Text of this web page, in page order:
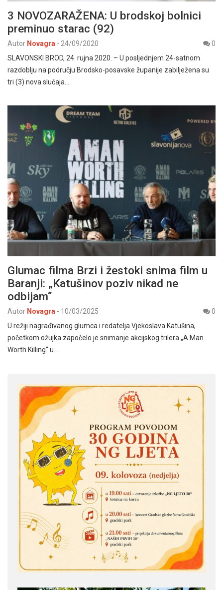
3 NOVOZARAŽENA: U brodskoj bolnici
preminuo starac (92)
Autor Novagra - 24/09/2020
0
SLAVONSKI BROD, 24. rujna 2020. – U posljednjem 24-satnom
razdoblju na području Brodsko-posavske županije zabilježena su
tri (3) nova slučaja…
Glumac filma Brzi i žestoki snima film u
Baranji: „Katušinov poziv nikad ne
odbijam“
Autor Novagra - 10/03/2025
0
U režiji nagrađivanog glumca i redatelja Vjekoslava Katušina,
početkom ožujka započelo je snimanje akcijskog trilera „A Man
Worth Killing“ u…